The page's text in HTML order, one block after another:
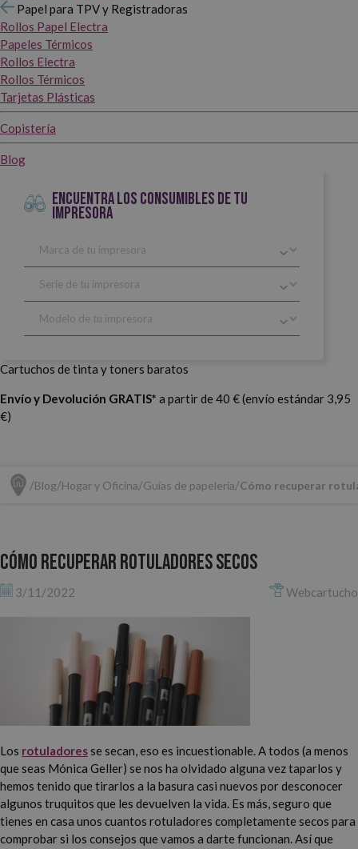
Papel para TPV y Registradoras
Rollos Papel Electra
Papeles Térmicos
Rollos Electra
Rollos Térmicos
Tarjetas Plásticas
Copistería
Blog
ENCUENTRA LOS CONSUMIBLES DE TU
IMPRESORA
Cartuchos de tinta y toners baratos
Envío y Devolución GRATIS* a partir de 40 € (envío estándar 3,95
€)
Blog Hogar y Oficina Guías de papelería Cómo recuperar
Cómo recuperar rotuladores secos
3/11/2022 Webcartucho
Los rotuladoresse secan, eso es incuestionable. A todos (a menos
que seas Mónica Geller) se nos ha olvidado alguna vez taparlos y
hemos tenido que tirarlos a la basura casi nuevos por desconocer
algunos truquitos que les devuelven la vida. Es más, seguro que
tienes en casa unos cuantos rotuladores completamente secos para
comprobar si los consejos que vamos a darte funcionan. Así que